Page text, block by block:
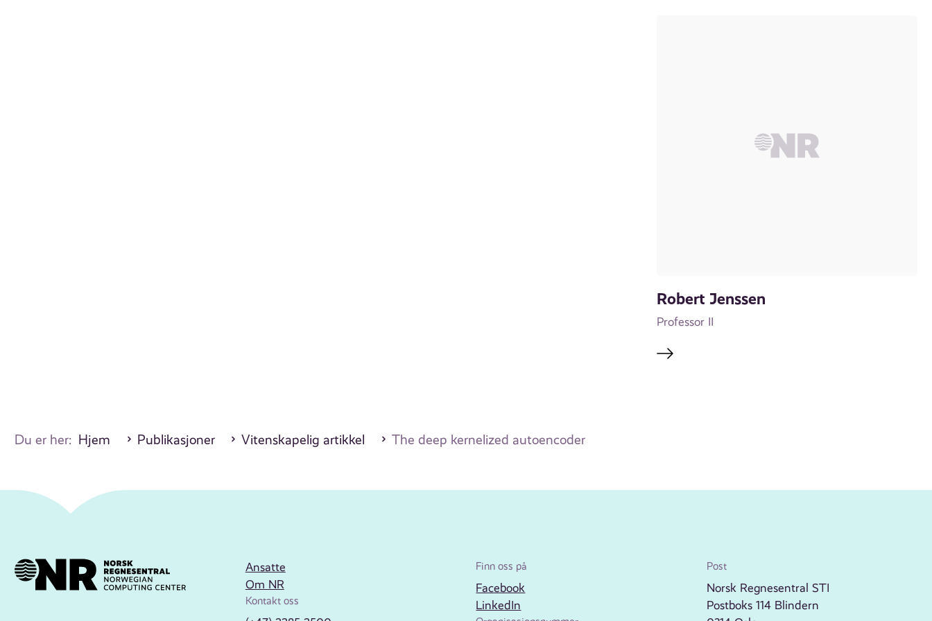
Robert Jenssen
Professor II
Du er her: Hjem Publikasjoner Vitenskapelig artikkel The deep kernelized autoencoder
Ansatte
Om NR
Kontakt oss
Finn oss på
Facebook
LinkedIn
Post
Norsk Regnesentral STI
Postboks 114 Blindern